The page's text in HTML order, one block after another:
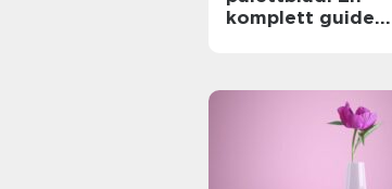
komplett guide